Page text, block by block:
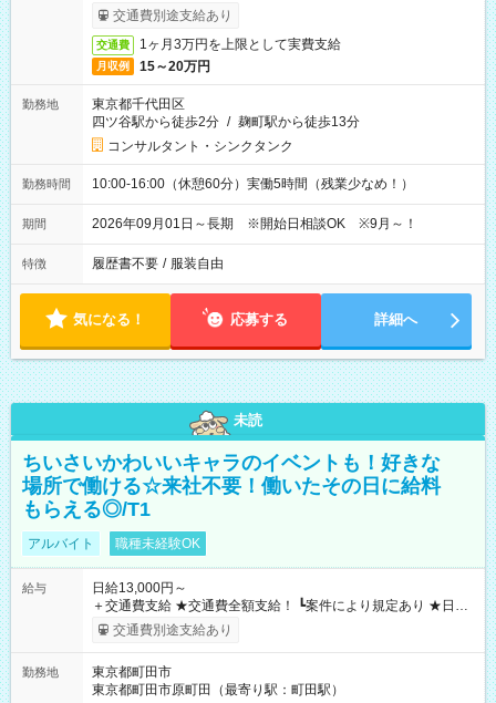
ービス利用可（利用条件有）
交通費別途支給あり
交通費 1ヶ月3万円を上限として実費支給
月収例 15～20万円
勤務地
東京都千代田区
四ツ谷駅から徒歩2分 / 麹町駅から徒歩13分
コンサルタント・シンクタンク
勤務時間 10:00-16:00（休憩60分）実働5時間（残業少なめ！）
期間 2026年09月01日～長期 ※開始日相談OK ※9月～！
特徴 履歴書不要 / 服装自由
気になる！ 応募する 詳細へ
未読
ちいさいかわいいキャラのイベントも！好きな
場所で働ける☆来社不要！働いたその日に給料
もらえる◎/T1
アルバイト 職種未経験OK
給与
日給13,000円～
＋交通費支給 ★交通費全額支給！ ┗案件により規定あり ★日払
いOK！（規定あり） ┗働いたその日に現金GET♪ お仕事後はコ
ンビニATMから 日払い分を引き落とせます！ 【試用期間】試
交通費別途支給あり
勤務地
東京都町田市
東京都町田市原町田（最寄り駅：町田駅）